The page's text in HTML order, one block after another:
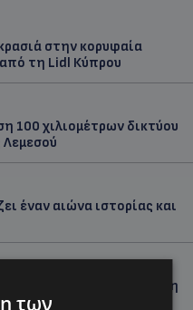
στην κορυφαία
τη Lidl Κύπρου
100 χιλιομέτρων δικτύου
έναν αιώνα ιστορίας και
στον δρόμο μέσα στη ζέστη
ζώων και η
των